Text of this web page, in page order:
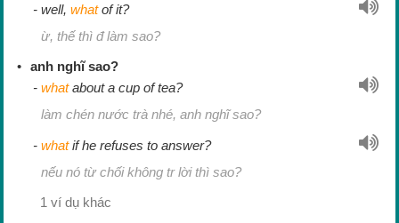
well,whatof it?
ừ, thế thì đ làm sao?
anh nghĩ sao?
whatabout a cup of tea?
làm chén nước trà nhé, anh nghĩ sao?
whatif he refuses to answer?
nếu nó từ chối không tr lời thì sao?
1 ví dụ khác